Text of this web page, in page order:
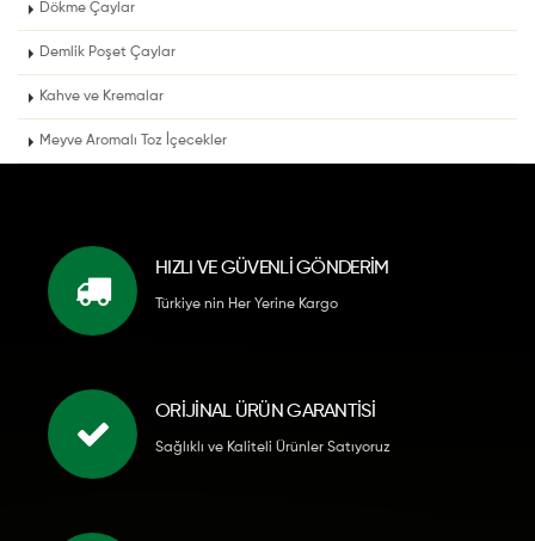
Dökme Çaylar
Demlik Poşet Çaylar
Kahve ve Kremalar
Meyve Aromalı Toz İçecekler
HIZLI VE GÜVENLİ GÖNDERİM
Türkiye nin Her Yerine Kargo
ORİJİNAL ÜRÜN GARANTİSİ
Sağlıklı ve Kaliteli Ürünler Satıyoruz